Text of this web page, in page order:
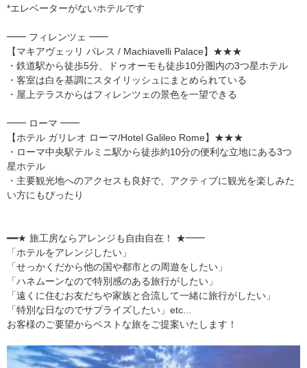
*エレベーターがないホテルです
━━ フィレンツェ ━━
【マキアヴェッリ パレス / Machiavelli Palace】★★★
・鉄道駅から徒歩5分、ドゥオーモも徒歩10分圏内の3つ星ホテル
・客室は白を基調にスタイリッシュにまとめられている
・屋上テラスからはフィレンツェの景色を一望できる
━━ ローマ ━━
【ホテル ガリレオ ローマ/Hotel Galileo Rome】★★★
・ローマ中央駅テルミニ駅から徒歩約10分の便利な立地にある3つ
星ホテル
・主要観光地へのアクセスも良好で、アクティブに観光を楽しみた
い方にもぴったり
━━★ 旅工房ならアレンジも自由自在！ ★━━
「ホテルをアレンジしたい」
「せっかくだから他の国や都市との周遊をしたい」
「ハネムーンなので特別感のある旅行がしたい」
「遠くに住むお友だちや家族と合流して一緒に旅行がしたい」
「特別な日なのでサプライズしたい」etc...
お客様のご要望からベストな旅をご提案いたします！